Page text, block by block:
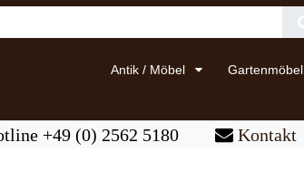
Antik / Möbel Gartenmöbel
+49 (0) 2562 5180 Kontakt